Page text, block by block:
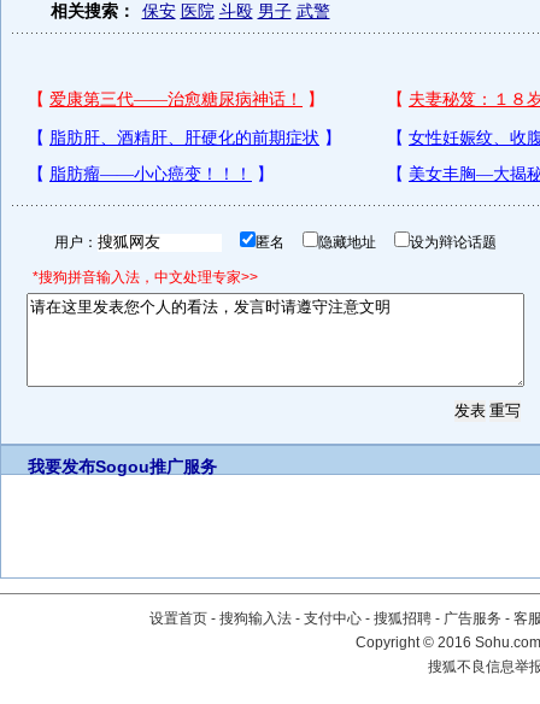
相关搜索： 保安 医院 斗殴 男子 武警
用户： 匿名 隐藏地址 设为辩论话题
*搜狗拼音输入法，中文处理专家>>
我要发布Sogou推广服务
设置首页 - 搜狗输入法 - 支付中心 - 搜狐招聘 - 广告服务 - 客
Copyright©2016
搜狐不良信息举